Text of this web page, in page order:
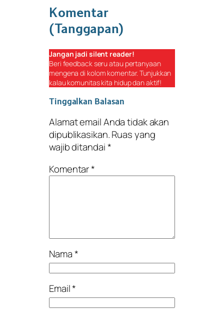
Komentar
(Tanggapan)
Jangan jadi silent reader!
Beri feedbackseru atau pertanyaan
mengena di kolom komentar. Tunjukkan
kalau komunitas kita hidup dan aktif!
Tinggalkan Balasan
Alamat email Anda tidak akan
dipublikasikan.Ruas yang
wajib ditandai*
Komentar*
Nama*
Email*